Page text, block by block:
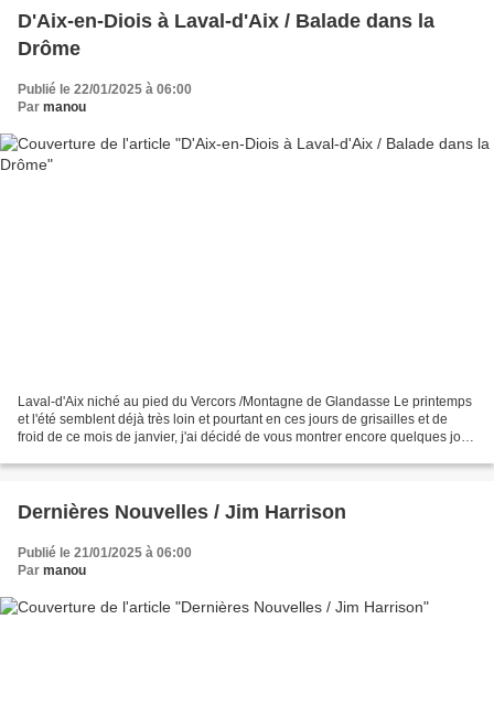
D'Aix-en-Diois à Laval-d'Aix / Balade dans la
Drôme
Publié le 22/01/2025 à 06:00
Par manou
Laval-d'Aix niché au pied du Vercors /Montagne de Glandasse Le printemps
et l'été semblent déjà très loin et pourtant en ces jours de grisailles et de
froid de ce mois de janvier, j'ai décidé de vous montrer encore quelques jolis
Dernières Nouvelles / Jim Harrison
Publié le 21/01/2025 à 06:00
Par manou